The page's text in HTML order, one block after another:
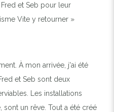
et Seb pour leur
Vite y retourner »
À mon arrivée, j'ai été
et Seb sont deux
Les installations
un rêve. Tout a été créé